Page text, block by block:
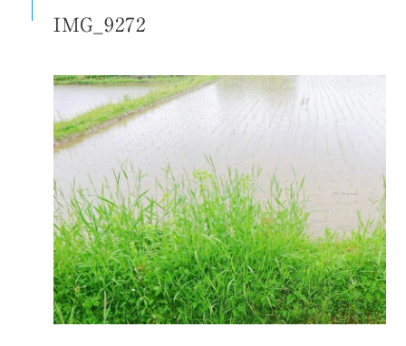
IMG_9272